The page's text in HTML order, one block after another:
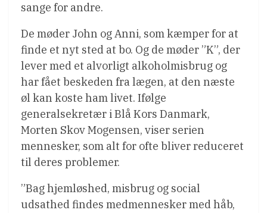
sange for andre.
De møder John og Anni, som kæmper for at
finde et nyt sted at bo. Og de møder ”K”, der
lever med et alvorligt alkoholmisbrug og
har fået beskeden fra lægen, at den næste
øl kan koste ham livet. Ifølge
generalsekretær i Blå Kors Danmark,
Morten Skov Mogensen, viser serien
mennesker, som alt for ofte bliver reduceret
til deres problemer.
”Bag hjemløshed, misbrug og social
udsathed findes medmennesker med håb,